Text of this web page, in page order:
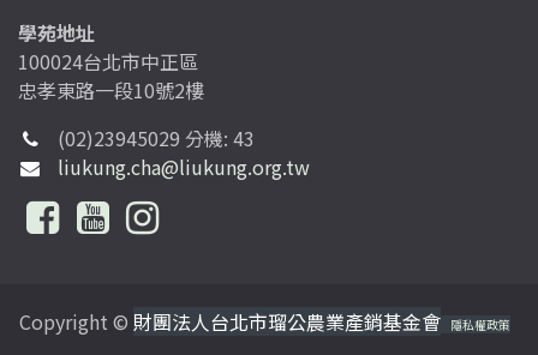
學苑地址
100024台北市中正區
忠孝東路一段10號2樓
(02)23945029 分機: 43
liukung.cha@liukung.org.tw
Copyright © 財團法人台北市瑠公農業產銷基金會 隱私權政策